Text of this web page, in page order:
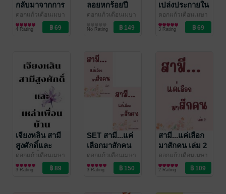
กลับมาจากการ
รบ
ดอกแก้วเดือนเมษา
นิยายรักจีนโบราณ
4 Rating
ลอยหกร้อยปี
ดอกแก้วเดือนเมษา
นิยายวาย Boy
Love / Yaoi
No Rating
เปล่งประกายใน
ดวงใจ
ดอกแก้วเดือนเมษา
นิยายรักจีนโบราณ
3 Rating
เจียงหลิน สามี
สูงศักดิ์และ
เหล่าเพื่อนบ้าน
ดอกแก้วเดือนเมษา
นิยายรักจีนโบราณ
3 Rating
SET สามี...แค่
เลือกมาสักคน
ดอกแก้วเดือนเมษา
นิยายรักจีนโบราณ
3 Rating
สามี...แค่เลือก
มาสักคน เล่ม 2
(จบ)
ดอกแก้วเดือนเมษา
นิยายรักจีนโบราณ
2 Rating